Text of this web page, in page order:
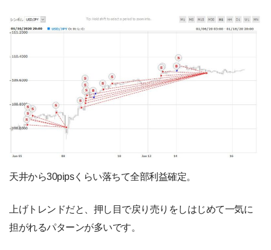
天井から30pipsくらい落ちて全部利益確定。
上げトレンドだと、押し目で戻り売りをしはじめて一気に
担がれるパターンが多いです。